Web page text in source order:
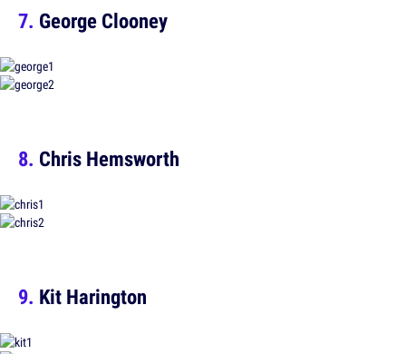
George Clooney
Chris Hemsworth
Kit Harington